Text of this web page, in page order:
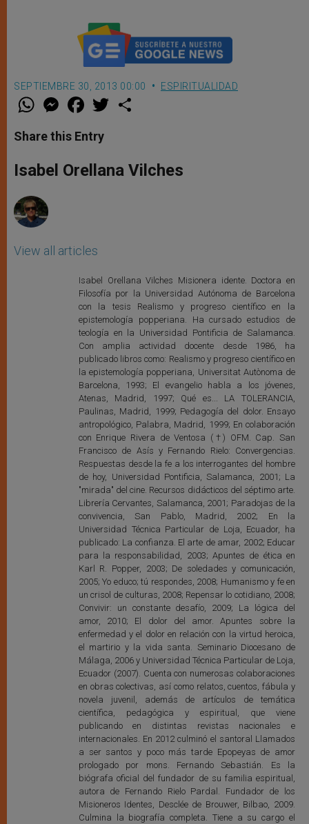
SEPTIEMBRE 30, 2013 00:00 ESPIRITUALIDAD
W
t
s
p
p
M
e
s
e
g
e
F
a
e
b
o
k
w
r
Share this Entry
Isabel Orellana Vilches
View all articles
Isabel Orellana Vilches Misionera idente. Doctora en
Filosofía por la Universidad Autónoma de Barcelona
con la tesis Realismo y progreso científico en la
epistemología popperiana. Ha cursado estudios de
teología en la Universidad Pontificia de Salamanca.
Con amplia actividad docente desde 1986, ha
publicado libros como: Realismo y progreso científico en
la epistemología popperiana, Universitat Autònoma de
Barcelona, 1993; El evangelio habla a los jóvenes,
Atenas, Madrid, 1997; Qué es... LA TOLERANCIA,
Paulinas, Madrid, 1999; Pedagogía del dolor. Ensayo
antropológico, Palabra, Madrid, 1999; En colaboración
con Enrique Rivera de Ventosa (†) OFM. Cap. San
Francisco de Asís y Fernando Rielo: Convergencias.
Respuestas desde la fe a los interrogantes del hombre
de hoy, Universidad Pontificia, Salamanca, 2001; La
"mirada" del cine. Recursos didácticos del séptimo arte.
Librería Cervantes, Salamanca, 2001; Paradojas de la
convivencia, San Pablo, Madrid, 2002; En la
Universidad Técnica Particular de Loja, Ecuador, ha
publicado: La confianza. El arte de amar, 2002; Educar
para la responsabilidad, 2003; Apuntes de ética en
Karl R. Popper, 2003; De soledades y comunicación,
2005; Yo educo; tú respondes, 2008; Humanismo y fe en
un crisol de culturas, 2008; Repensar lo cotidiano, 2008;
Convivir: un constante desafío, 2009; La lógica del
amor, 2010; El dolor del amor. Apuntes sobre la
enfermedad y el dolor en relación con la virtud heroica,
el martirio y la vida santa. Seminario Diocesano de
Málaga, 2006 y Universidad Técnica Particular de Loja,
Ecuador (2007). Cuenta con numerosas colaboraciones
en obras colectivas, así como relatos, cuentos, fábula y
novela juvenil, además de artículos de temática
científica, pedagógica y espiritual, que viene
publicando en distintas revistas nacionales e
internacionales. En 2012 culminó el santoral Llamados
a ser santos y poco más tarde Epopeyas de amor
prologado por mons. Fernando Sebastián. Es la
biógrafa oficial del fundador de su familia espiritual,
autora de Fernando Rielo Pardal. Fundador de los
Misioneros Identes, Desclée de Brouwer, Bilbao, 2009.
Culmina la biografía completa. Tiene a su cargo el